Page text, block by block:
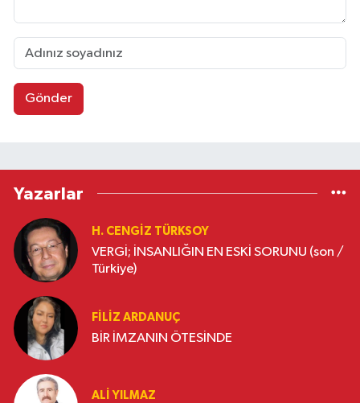
Gönder
Yazarlar
H. CENGIZ TÜRKSOY
VERGİ; İNSANLIĞIN EN ESKİ SORUNU (son /
Türkiye)
FILIZ ARDANUÇ
BİR İMZANIN ÖTESİNDE
ALI YILMAZ